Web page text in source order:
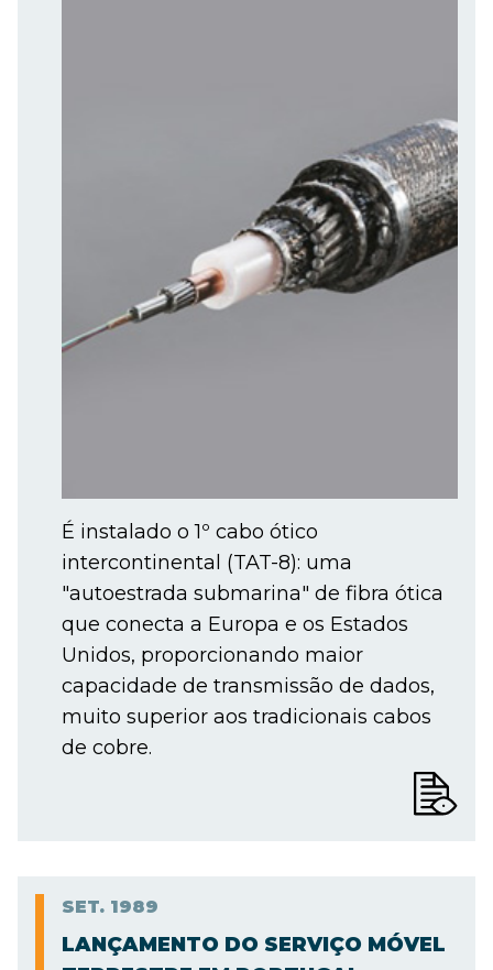
É instalado o 1º cabo ótico
intercontinental (TAT-8): uma
"autoestrada submarina" de fibra ótica
que conecta a Europa e os Estados
Unidos, proporcionando maior
capacidade de transmissão de dados,
muito superior aos tradicionais cabos
de cobre.
SET. 1989
LANÇAMENTO DO SERVIÇO MÓVEL